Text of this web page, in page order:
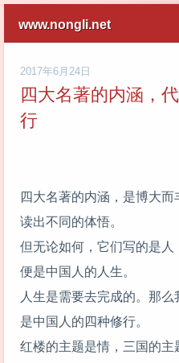
www.nongli.net
2017年6月24日
四大名著的内涵，
行
四大名著的内涵，是博大
读出不同的体悟。
但无论如何，它们写的是
便是中国人的人生。
人生是需要去完成的。那
是中国人的四种修行。
红楼的主题是情，三国的主